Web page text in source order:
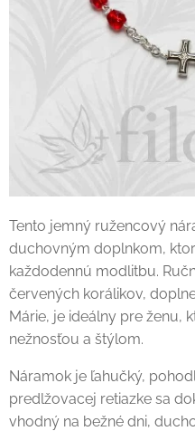
Tento jemný ružencový
duchovným doplnkom,
každodennú modlitbu.
červených korálikov,
Márie, je ideálny pre ženu,
nežnosťou a štýlom.
Náramok je ľahučký,
predlžovacej retiazke sa
vhodný na bežné dni,